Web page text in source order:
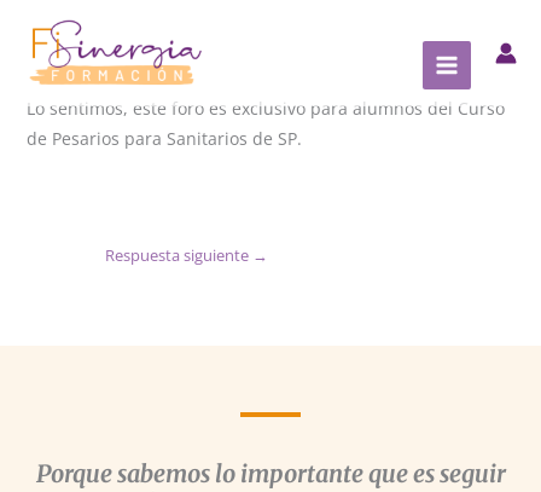
contenido
Lo sentimos, este foro es exclusivo para alumnos del Curso
de Pesarios para Sanitarios de SP.
Respuesta siguiente →
Porque sabemos lo importante que es seguir